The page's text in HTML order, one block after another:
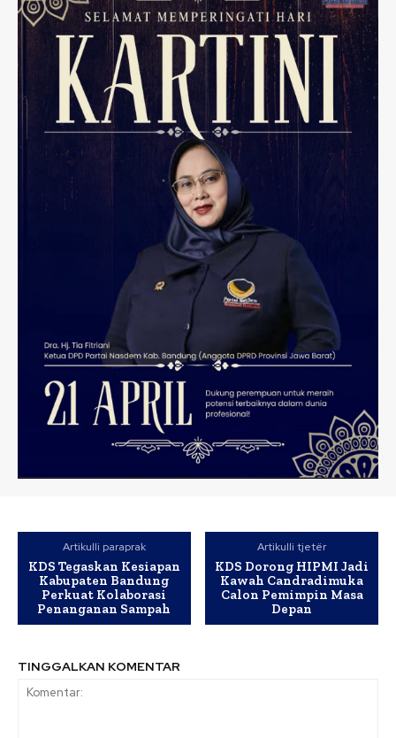
Artikulli paraprak
KDS Tegaskan Kesiapan
Kabupaten Bandung
Perkuat Kolaborasi
Penanganan Sampah
Artikulli tjetër
KDS Dorong HIPMI Jadi
Kawah Candradimuka
Calon Pemimpin Masa
Depan
TINGGALKAN KOMENTAR